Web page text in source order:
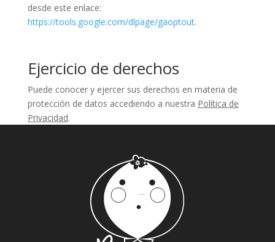
desde este enlace:
https://tools.google.com/dlpage/gaoptout.
Ejercicio de derechos
Puede conocer y ejercer sus derechos en materia de
protección de datos accediendo a nuestra Política de
Privacidad.